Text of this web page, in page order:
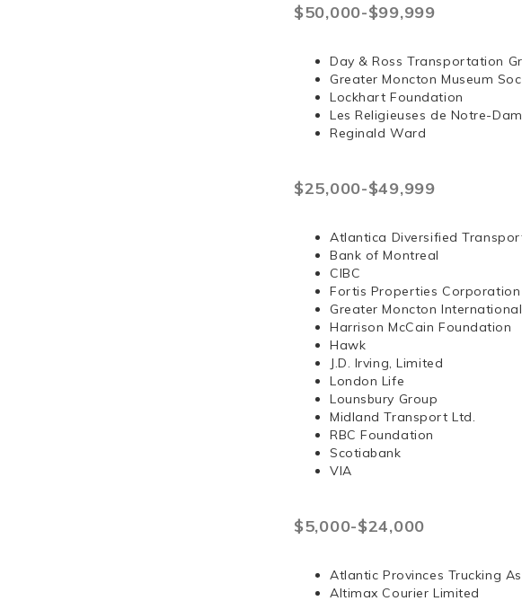
$50,000-$99,999
Day & Ross Transportation
Greater Moncton Museum
Lockhart Foundation
Les Religieuses de Notre-
Reginald Ward
$25,000-$49,999
Atlantica Diversified
Bank of Montreal
CIBC
Fortis Properties Corporation
Greater Moncton
Harrison McCain Foundation
Hawk
J.D. Irving, Limited
London Life
Lounsbury Group
Midland Transport Ltd.
RBC Foundation
Scotiabank
VIA
$5,000-$24,000
Atlantic Provinces Trucking
Altimax Courier Limited